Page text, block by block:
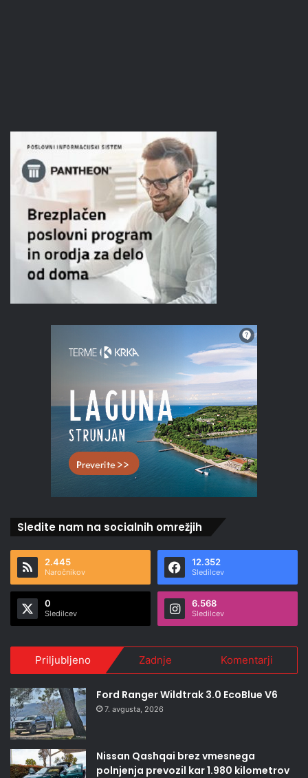
Sledite nam na socialnih omrežjih
2.445
Naročnikov
12.352
Sledilcev
0
Sledilcev
6.568
Sledilcev
Priljubljeno Zadnje Komentarji
Ford Ranger Wildtrak 3.0 EcoBlue V6
7. avgusta, 2026
Nissan Qashqai brez vmesnega
polnjenja prevozil kar 1.980 kilometrov